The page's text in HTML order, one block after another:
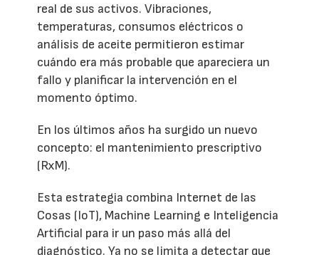
real de sus activos. Vibraciones,
temperaturas, consumos eléctricos o
análisis de aceite permitieron estimar
cuándo era más probable que apareciera un
fallo y planificar la intervención en el
momento óptimo.
En los últimos años ha surgido un nuevo
concepto: el mantenimiento prescriptivo
(RxM).
Esta estrategia combina Internet de las
Cosas (IoT), Machine Learning e Inteligencia
Artificial para ir un paso más allá del
diagnóstico. Ya no se limita a detectar que